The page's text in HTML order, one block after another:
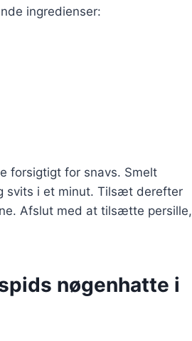
ingredienser:
forsigtigt for snavs. Smelt
svits i et minut. Tilsæt derefter
Afslut med at tilsætte persille,
nøgenhatte i